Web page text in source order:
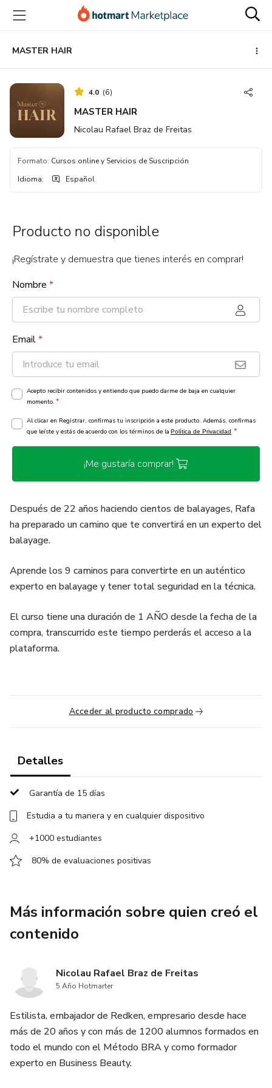
principal
página
de
página
MASTER HAIR
4.0 (6)
MASTER HAIR
Nicolau Rafael Braz de Freitas
Formato: Cursos online y Servicios de Suscripción
Idioma: Español
Producto no disponible
¡Regístrate y demuestra que tienes interés en comprar!
Nombre *
Email*
Acepto recibir contenidos y entiendo que puedo darme de baja en cualquier
momento. *
Al clicar en Registrar, confirmas tu inscripción a este producto. Además, confirmas
que leíste y estás de acuerdo con los términos de la Política de Privacidad *
¡Me gustaría comprar!
Después de 22 años haciendo cientos de balayages, Rafa
ha preparado un camino que te convertirá en un experto del
balayage.
Aprende los 9 caminos para convertirte en un auténtico
experto en balayage y tener total seguridad en la técnica.
El curso tiene una duración de 1 AÑO desde la fecha de la
compra, transcurrido este tiempo perderás el acceso a la
plataforma.
Acceder al producto comprado
Detalles
Garantía de 15 días
Estudia a tu manera y en cualquier dispositivo
+1000 estudiantes
80% de evaluaciones positivas
Más información sobre quien creó el
contenido
Nicolau Rafael Braz de Freitas
5 Año Hotmarter
Estilista, embajador de Redken, empresario desde hace
más de 20 años y con más de 1200 alumnos formados en
todo el mundo con el Método BRA y como formador
experto en Business Beauty.